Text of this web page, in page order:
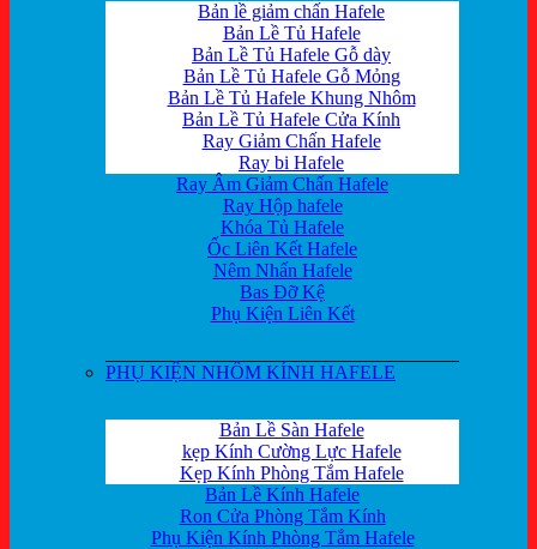
Bản lề giảm chấn Hafele
Bản Lề Tủ Hafele
Bản Lề Tủ Hafele Gỗ dày
Bản Lề Tủ Hafele Gỗ Mỏng
Bản Lề Tủ Hafele Khung Nhôm
Bản Lề Tủ Hafele Cửa Kính
Ray Giảm Chấn Hafele
Ray bi Hafele
Ray Âm Giảm Chấn Hafele
Ray Hộp hafele
Khóa Tủ Hafele
Ốc Liên Kết Hafele
Nêm Nhấn Hafele
Bas Đỡ Kệ
Phụ Kiện Liên Kết
PHỤ KIỆN NHÔM KÍNH HAFELE
Bản Lề Sàn Hafele
kẹp Kính Cường Lực Hafele
Kẹp Kính Phòng Tắm Hafele
Bản Lề Kính Hafele
Ron Cửa Phòng Tắm Kính
Phụ Kiện Kính Phòng Tắm Hafele